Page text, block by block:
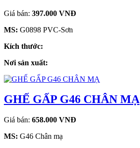
Giá bán: 397.000 VNĐ
MS: G0898 PVC-Sơn
Kích thước:
Nơi sản xuất:
GHẾ GẤP G46 CHÂN MẠ
Giá bán: 658.000 VNĐ
MS: G46 Chân mạ